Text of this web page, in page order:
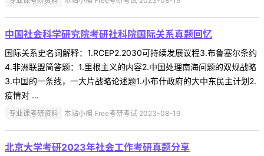
中国社会科学研究院考研社科院国际关系真题回忆
国际关系史名词解释：1.RCEP2.2030可持续发展议程3.布鲁塞尔条约
4.非洲联盟简答题：1.里根主义的内容2.中国处理南海问题的双规战略
3.中国的一条线，一大片战略论述题1.小布什政府的大中东民主计划2.
疫情对 ...
专业课考研资料 本站小编 Free考研考试 2023-08-19
北京大学考研2023年社会工作考研真题分享